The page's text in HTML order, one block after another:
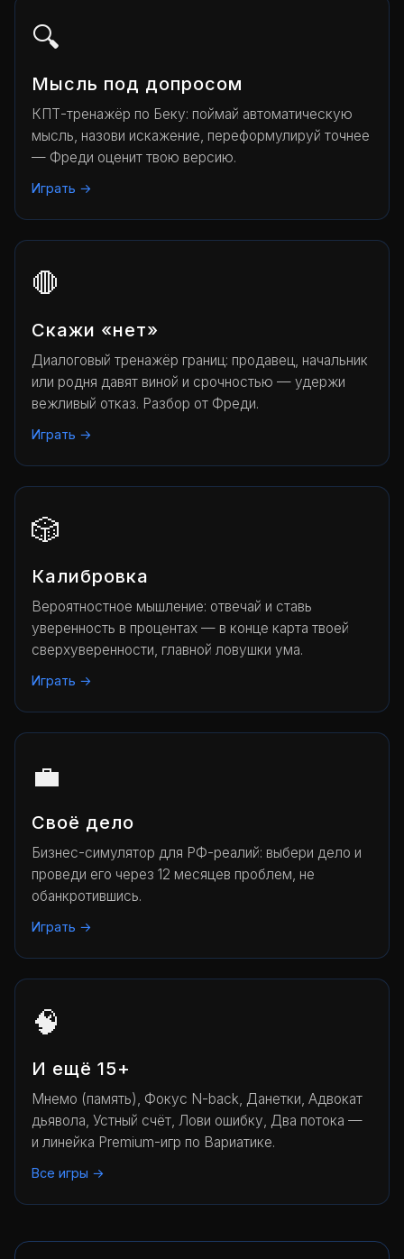
🔍
Мысль под допросом
КПТ-тренажёр по Беку: поймай автоматическую
мысль, назови искажение, переформулируй точнее
— Фреди оценит твою версию.
Играть →
🛑
Скажи «нет»
Диалоговый тренажёр границ: продавец, начальник
или родня давят виной и срочностью — удержи
вежливый отказ. Разбор от Фреди.
Играть →
🎲
Калибровка
Вероятностное мышление: отвечай и ставь
уверенность в процентах — в конце карта твоей
сверхуверенности, главной ловушки ума.
Играть →
💼
Своё дело
Бизнес-симулятор для РФ-реалий: выбери дело и
проведи его через 12 месяцев проблем, не
обанкротившись.
Играть →
🧠
И ещё 15+
Мнемо (память), Фокус N-back, Данетки, Адвокат
дьявола, Устный счёт, Лови ошибку, Два потока —
и линейка Premium-игр по Вариатике.
Все игры →